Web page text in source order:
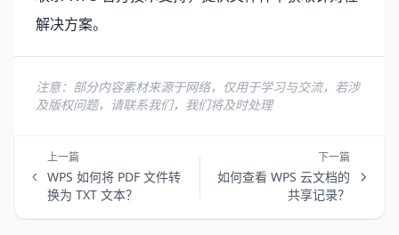
解决方案。
注意：部分内容素材来源于网络，仅用于学习与交流，若涉
及版权问题，请联系我们，我们将及时处理
上一篇
WPS 如何将 PDF 文件转
换为 TXT 文本？
下一篇
如何查看 WPS 云文档的
共享记录？